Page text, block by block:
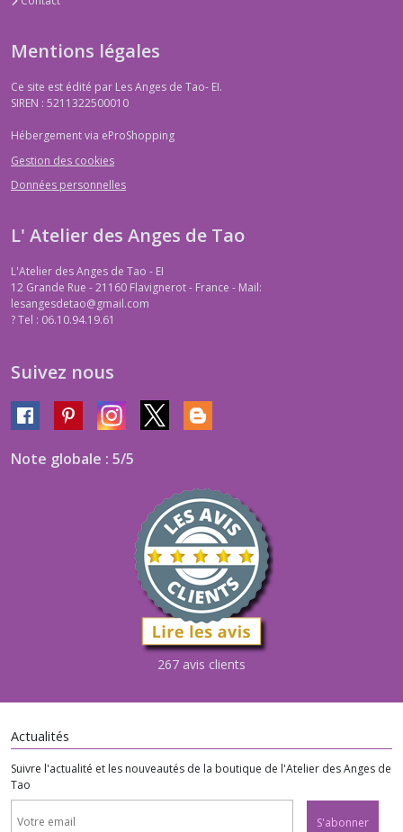
Mentions légales
Ce site est édité par Les Anges de Tao- EI.
SIREN : 5211322500010
Hébergement via eProShopping
Gestion des cookies
Données personnelles
L' Atelier des Anges de Tao
L'Atelier des Anges de Tao - EI
12 Grande Rue - 21160 Flavignerot - France - Mail:
lesangesdetao@gmail.com
?Tel : 06.10.94.19.61
Suivez nous
Note globale : 5/5
267 avis clients
Actualités
Suivre l'actualité et les nouveautés de la boutique de l'Atelier des Anges de
Tao
S'abonner